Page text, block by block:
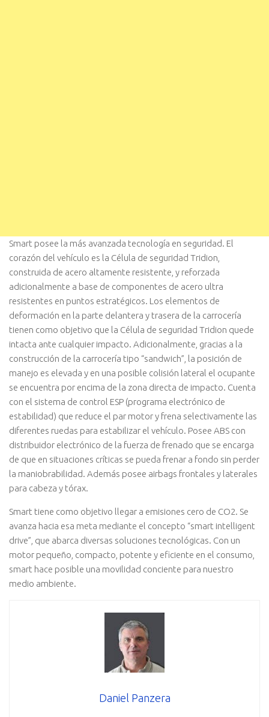
Smart posee la más avanzada tecnología en seguridad. El
corazón del vehículo es la Célula de seguridad Tridion,
construida de acero altamente resistente, y reforzada
adicionalmente a base de componentes de acero ultra
resistentes en puntos estratégicos. Los elementos de
deformación en la parte delantera y trasera de la carrocería
tienen como objetivo que la Célula de seguridad Tridion quede
intacta ante cualquier impacto. Adicionalmente, gracias a la
construcción de la carrocería tipo “sandwich”, la posición de
manejo es elevada y en una posible colisión lateral el ocupante
se encuentra por encima de la zona directa de impacto. Cuenta
con el sistema de control ESP (programa electrónico de
estabilidad) que reduce el par motor y frena selectivamente las
diferentes ruedas para estabilizar el vehículo. Posee ABS con
distribuidor electrónico de la fuerza de frenado que se encarga
de que en situaciones críticas se pueda frenar a fondo sin perder
la maniobrabilidad. Además posee airbags frontales y laterales
para cabeza y tórax.
Smart tiene como objetivo llegar a emisiones cero de CO2. Se
avanza hacia esa meta mediante el concepto “smart intelligent
drive”, que abarca diversas soluciones tecnológicas. Con un
motor pequeño, compacto, potente y eficiente en el consumo,
smart hace posible una movilidad conciente para nuestro
medio ambiente.
Daniel Panzera